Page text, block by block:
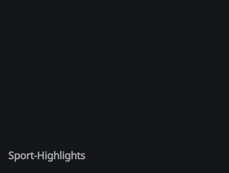
Sport-Highlights